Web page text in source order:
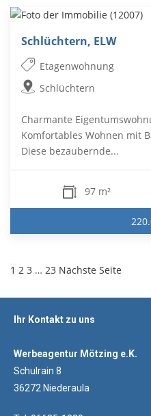
Schlüchtern, ELW
Etagenwohnung
Schlüchtern
Charmante
Komfortables Wohnen mit
Diese bezaubernde...
97 m²
1 2 3 … 23 Nächste Seite
Ihr Kontakt zu uns
Werbeagentur Mötzing e.K.
Schulrain 8
36272 Niederaula